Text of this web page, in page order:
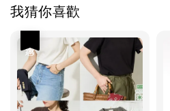
我猜你喜歡